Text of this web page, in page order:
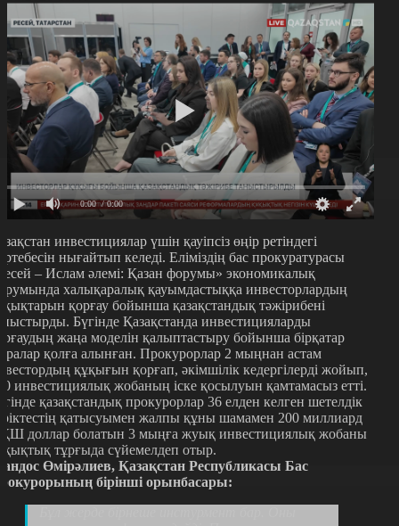
0:00 / 0:00
инвестициялар үшін қауіпсіз өңір ретіндегі
нығайтып келеді. Еліміздің бас прокуратурасы
– Ислам әлемі: Қазан форумы» экономикалық
халықаралық қауымдастыққа инвесторлардың
қорғау бойынша қазақстандық тәжірибені
Бүгінде Қазақстанда инвестицияларды
жаңа моделін қалыптастыру бойынша бірқатар
қолға алынған. Прокурорлар 2 мыңнан астам
құқығын қорғап, әкімшілік кедергілерді жойып,
инвестициялық жобаның іске қосылуын қамтамасыз етті.
қазақстандық прокурорлар 36 елден келген шетелдік
қатысуымен жалпы құны шамамен 200 миллиард
доллар болатын 3 мыңға жуық инвестициялық жобаны
тұрғыда сүйемелдеп отыр.
Өмірәлиев, Қазақстан Республикасы Бас
бірінші орынбасары: